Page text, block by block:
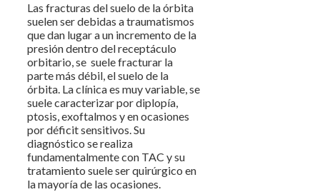
Las fracturas del suelo de la órbita
suelen ser debidas a traumatismos
que dan lugar a un incremento de la
presión dentro del receptáculo
orbitario, se suele fracturar la
parte más débil, el suelo de la
órbita. La clínica es muy variable, se
suele caracterizar por diplopía,
ptosis, exoftalmos y en ocasiones
por déficit sensitivos. Su
diagnóstico se realiza
fundamentalmente con TAC y su
tratamiento suele ser quirúrgico en
la mayoría de las ocasiones.